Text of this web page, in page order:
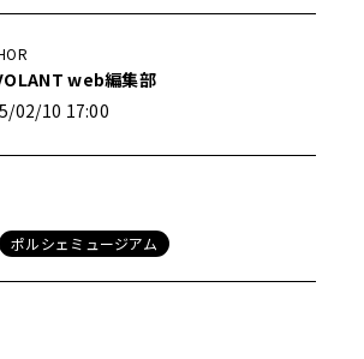
web編集部
02/10 17:00
ポルシェミュージアム